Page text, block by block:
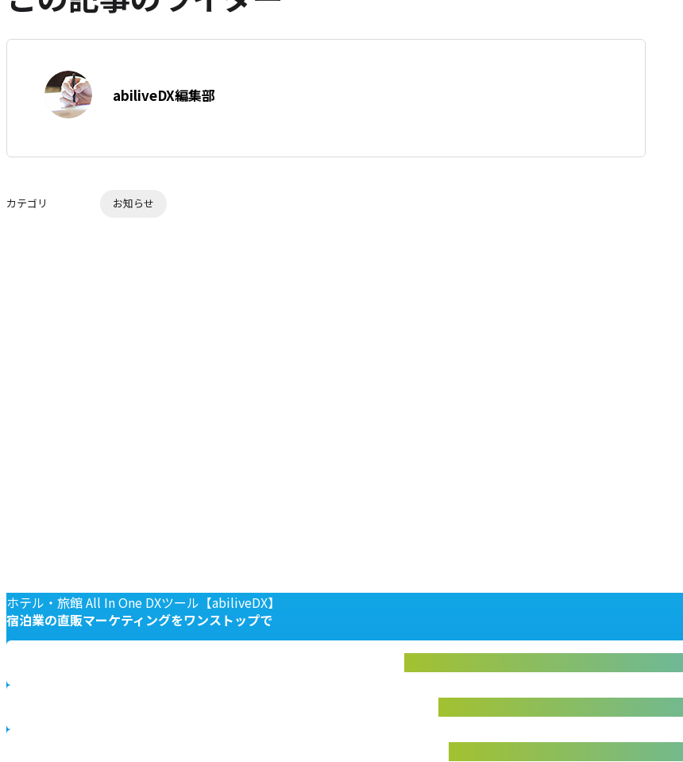
で
ェ
る
ー
を
な
ク
著
者:
abiliveDX編集部
カテゴリ お知らせ
ホテル・旅館 All In One DXツール【abiliveDX】
宿泊業の直販マーケティングをワンストップで